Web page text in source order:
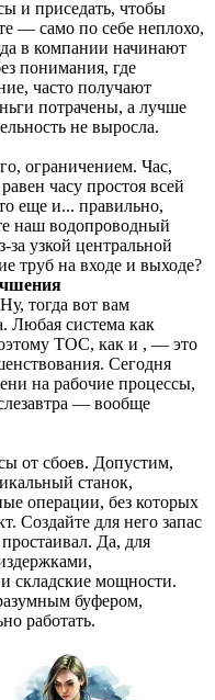
и приседать, чтобы
— само по себе неплохо,
в компании начинают
понимания, где
часто получают
потрачены, а лучше
не выросла.
ограничением. Час,
часу простоя всей
еще и... правильно,
наш водопроводный
узкой центральной
труб на входе и выходе?
тогда вот вам
Любая система как
ТОС, как и , — это
Сегодня
на рабочие процессы,
— вообще
от сбоев. Допустим,
станок,
операции, без которых
Создайте для него запас
Да, для
складские мощности.
буфером,
работать.